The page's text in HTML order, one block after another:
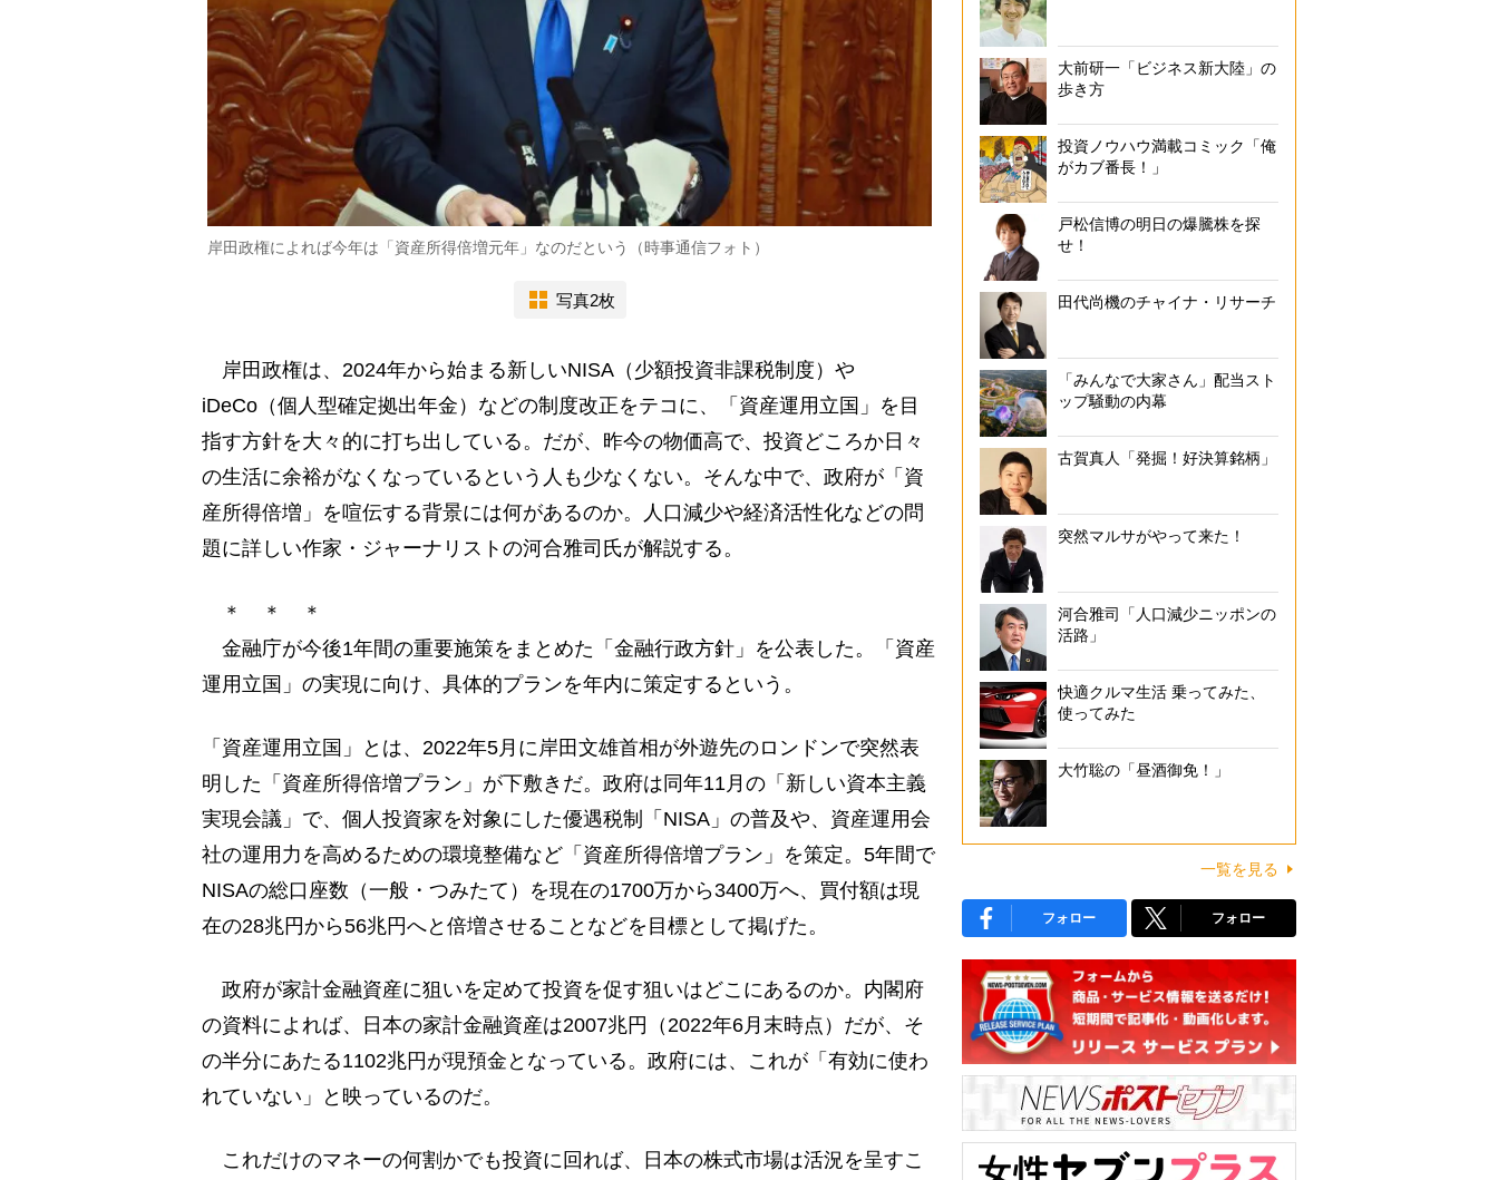
岸田政権によれば今年は「資産所得倍増元年」なのだという（時事通信フォト）
写真2枚
岸田政権は、2024年から始まる新しいNISA（少額投資非課税制度）や
iDeCo（個人型確定拠出年金）などの制度改正をテコに、「資産運用立国」を目
指す方針を大々的に打ち出している。だが、昨今の物価高で、投資どころか日々
の生活に余裕がなくなっているという人も少なくない。そんな中で、政府が「資
産所得倍増」を喧伝する背景には何があるのか。人口減少や経済活性化などの問
題に詳しい作家・ジャーナリストの河合雅司氏が解説する。
＊ ＊ ＊
金融庁が今後1年間の重要施策をまとめた「金融行政方針」を公表した。「資産
運用立国」の実現に向け、具体的プランを年内に策定するという。
「資産運用立国」とは、2022年5月に岸田文雄首相が外遊先のロンドンで突然表
明した「資産所得倍増プラン」が下敷きだ。政府は同年11月の「新しい資本主義
実現会議」で、個人投資家を対象にした優遇税制「NISA」の普及や、資産運用会
社の運用力を高めるための環境整備など「資産所得倍増プラン」を策定。5年間で
NISAの総口座数（一般・つみたて）を現在の1700万から3400万へ、買付額は現
在の28兆円から56兆円へと倍増させることなどを目標として掲げた。
政府が家計金融資産に狙いを定めて投資を促す狙いはどこにあるのか。内閣府
の資料によれば、日本の家計金融資産は2007兆円（2022年6月末時点）だが、そ
の半分にあたる1102兆円が現預金となっている。政府には、これが「有効に使わ
れていない」と映っているのだ。
これだけのマネーの何割かでも投資に回れば、日本の株式市場は活況を呈すこ
大前研一「ビジネス新大陸」の
歩き方
投資ノウハウ満載コミック「俺
がカブ番長！」
戸松信博の明日の爆騰株を探
せ！
田代尚機のチャイナ・リサーチ
「みんなで大家さん」配当スト
ップ騒動の内幕
古賀真人「発掘！好決算銘柄」
突然マルサがやって来た！
河合雅司「人口減少ニッポンの
活路」
快適クルマ生活 乗ってみた、
使ってみた
大竹聡の「昼酒御免！」
一覧を見る
フォロー フォロー